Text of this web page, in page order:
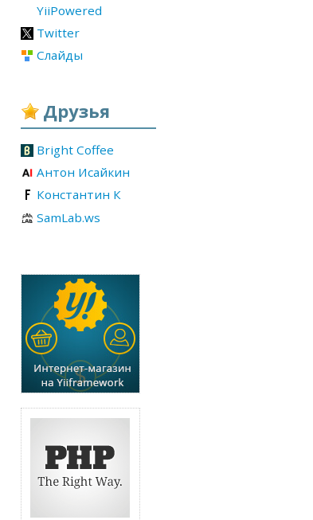
YiiPowered
Twitter
Слайды
Друзья
Bright Coffee
Антон Исайкин
Константин К
SamLab.ws